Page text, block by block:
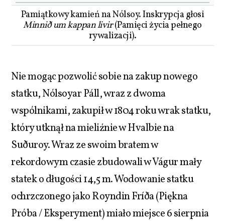
Pamiątkowy kamień na Nólsoy. Inskrypcja głosi
Minnið um kappan livir(Pamięci życia pełnego
rywalizacji).
Nie mogąc pozwolić sobie na zakup nowego
statku, Nólsoyar Páll, wraz z dwoma
wspólnikami, zakupił w 1804 roku wrak statku,
który utknął na mieliźnie w Hvalbie na
Suðuroy. Wraz ze swoim bratem w
rekordowym czasie zbudowali w Vágur mały
statek o długości 14,5 m. Wodowanie statku
ochrzczonego jako Royndin Fríða (Piękna
Próba / Eksperyment) miało miejsce 6 sierpnia